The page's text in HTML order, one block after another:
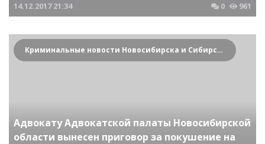
14.12.2017 21:34 0 961
Криминальные новости Новосибирска и Сибирского региона
Адвокату Адвокатской палаты Новосибирской
области вынесен приговор за покушение на